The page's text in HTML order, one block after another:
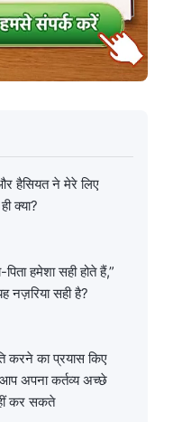
हैसियत ने मेरे लिए
क्या?
पिता हमेशा सही होते हैं,”
नज़रिया सही है?
करने का प्रयास किए
आप अपना कर्तव्य अच्छे
कर सकते